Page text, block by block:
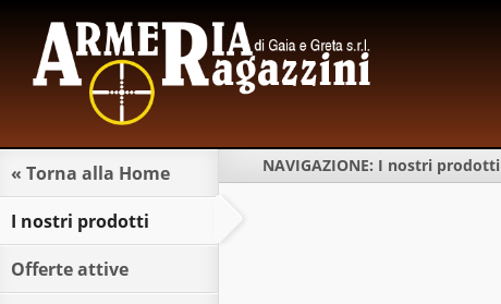
« Torna alla Home
I nostri prodotti
Offerte attive
NAVIGAZIONE: I nostri prodotti